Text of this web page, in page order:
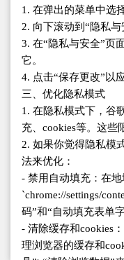
1. 在弹出的菜单中选
2. 向下滚动到“隐私与
3. 在“隐私与安全”页
它。
4. 点击“保存更改”以
三、优化隐私模式
1. 在隐私模式下，谷
充、cookies等。这些
2. 如果你觉得隐私模
法来优化：
- 禁用自动填充：在地
`chrome://settings/
码”和“自动填充表单
- 清除缓存和cookies
理浏览器的缓存和